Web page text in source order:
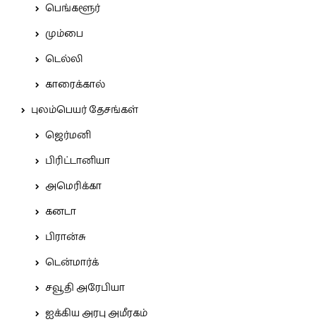
பெங்களூர்
மும்பை
டெல்லி
காரைக்கால்
புலம்பெயர் தேசங்கள்
ஜெர்மனி
பிரிட்டானியா
அமெரிக்கா
கனடா
பிரான்சு
டென்மார்க்
சவூதி அரேபியா
ஐக்கிய அரபு அமீரகம்